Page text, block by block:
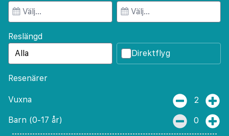
Reslängd
Direktflyg
Resenärer
Vuxna 2
Barn (0-17 år) 0